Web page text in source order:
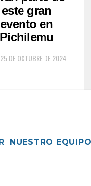
este gran
evento en
Pichilemu
25 DE OCTUBRE DE 2024
NUESTRO EQUIPO